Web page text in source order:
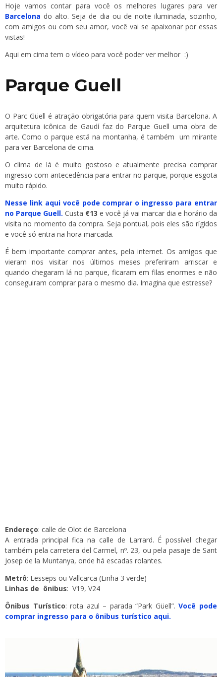
Hoje vamos contar para você os melhores lugares para ver
Barcelona do alto. Seja de dia ou de noite iluminada, sozinho,
com amigos ou com seu amor, você vai se apaixonar por essas
vistas!
Aqui em cima tem o vídeo para você poder ver melhor :)
Parque Guell
O Parc Güell é atração obrigatória para quem visita Barcelona. A
arquitetura icônica de Gaudí faz do Parque Guell uma obra de
arte. Como o parque está na montanha, é também um mirante
para ver Barcelona de cima.
O clima de lá é muito gostoso e atualmente precisa comprar
ingresso com antecedência para entrar no parque, porque esgota
muito rápido.
Nesse link aqui você pode comprar o ingresso para entrar
no Parque Guell. Custa €13 e você já vai marcar dia e horário da
visita no momento da compra. Seja pontual, pois eles são rígidos
e você só entra na hora marcada.
É bem importante comprar antes, pela internet. Os amigos que
vieram nos visitar nos últimos meses preferiram arriscar e
quando chegaram lá no parque, ficaram em filas enormes e não
conseguiram comprar para o mesmo dia. Imagina que estresse?
Endereço: calle de Olot de Barcelona
A entrada principal fica na calle de Larrard. É possível chegar
também pela carretera del Carmel, nº. 23, ou pela pasaje de Sant
Josep de la Muntanya, onde há escadas rolantes.
Metrô: Lesseps ou Vallcarca (Linha 3 verde)
Linhas de ônibus: V19, V24
Ônibus Turístico: rota azul – parada “Park Güell”.Você pode
comprar ingresso para o ônibus turístico aqui.